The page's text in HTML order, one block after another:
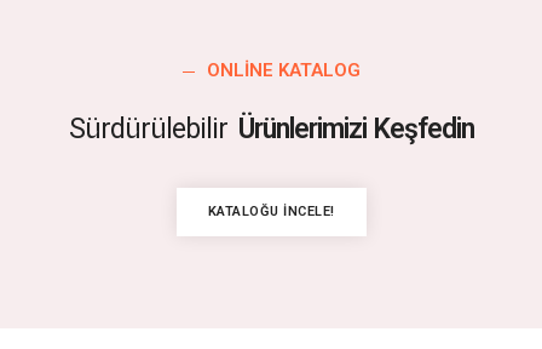
ONLINE KATALOG
Sürdürülebilir Ürünlerimizi Keşfedin
KATALOĞU İNCELE!